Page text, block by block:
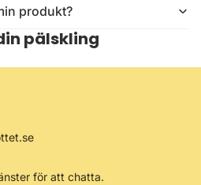
produkt?
pälskling
för att chatta.